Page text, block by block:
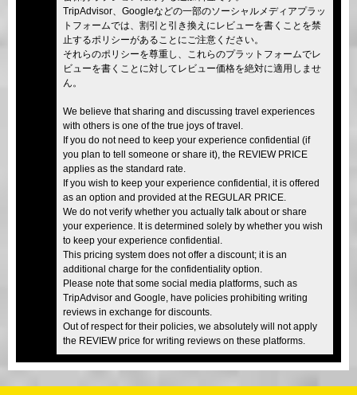
TripAdvisor、Googleなどの一部のソーシャルメディアプラッ
トフォームでは、割引と引き換えにレビューを書くことを禁
止するポリシーがあることにご注意ください。
それらのポリシーを尊重し、これらのプラットフォームでレ
ビューを書くことに対してレビュー価格を絶対に適用しませ
ん。
We believe that sharing and discussing travel experiences
with others is one of the true joys of travel.
If you do not need to keep your experience confidential (if
you plan to tell someone or share it), the REVIEW PRICE
applies as the standard rate.
If you wish to keep your experience confidential, it is offered
as an option and provided at the REGULAR PRICE.
We do not verify whether you actually talk about or share
your experience. It is determined solely by whether you wish
to keep your experience confidential.
This pricing system does not offer a discount; it is an
additional charge for the confidentiality option.
Please note that some social media platforms, such as
TripAdvisor and Google, have policies prohibiting writing
reviews in exchange for discounts.
Out of respect for their policies, we absolutely will not apply
the REVIEW price for writing reviews on these platforms.